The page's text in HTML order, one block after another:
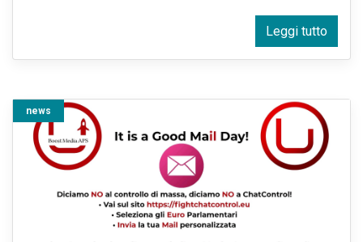
Leggi tutto
news